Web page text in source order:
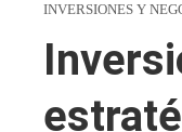
INVERSIONES Y